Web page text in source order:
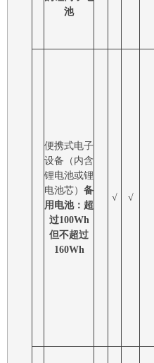
池
便携式电子
设备（内含
锂电池或锂
电池芯） 备
用电池：超
过100Wh
但不超过
160Wh
√ √